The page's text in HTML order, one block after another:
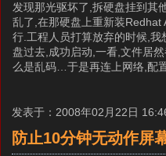
发现那光驱坏了,拆硬盘挂到其
乱了,在那硬盘上重新装
行.工程人员打算放弃的时候,
盘过去,成功启动,一看,文件居
么是乱码…于是再连上网络,配
发表于：2008年02月22日
防止10分钟无动作屏